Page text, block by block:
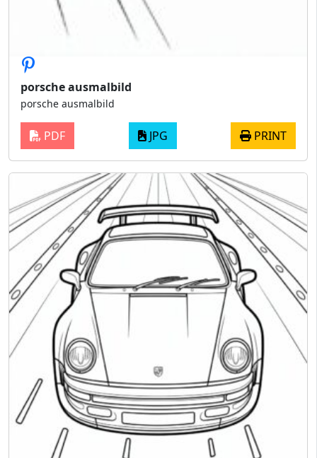
porsche ausmalbild
porsche ausmalbild
PDF JPG PRINT